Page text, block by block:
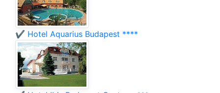
✔️ Hotel Aquarius Budapest ****